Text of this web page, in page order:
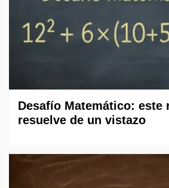
Desafío Matemático: este
resuelve de un vistazo